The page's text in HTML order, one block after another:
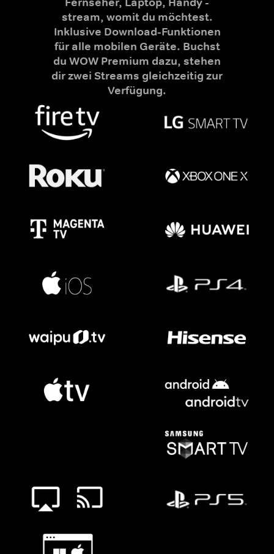
stream, womit du möchtest.
Inklusive Download-Funktionen
für alle mobilen Geräte. Buchst
du WOW Premium dazu, stehen
dir zwei Streams gleichzeitig zur
Verfügung.